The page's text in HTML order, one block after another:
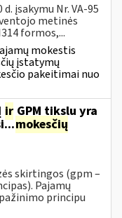
įsakymu Nr. VA-95
metinės
formos,...
mokestis
įstatymų
pakeitimai nuo
ir GPM tikslu yra
mokesčių
skirtingos (gpm –
Pajamų
principu